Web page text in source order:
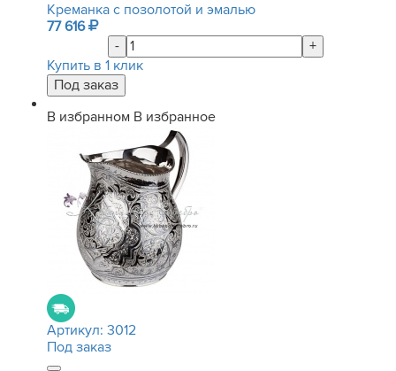
Креманка с позолотой и эмалью
77 616
-
+
Купить в 1 клик
В избранном В избранное
Артикул: 3012
Под заказ